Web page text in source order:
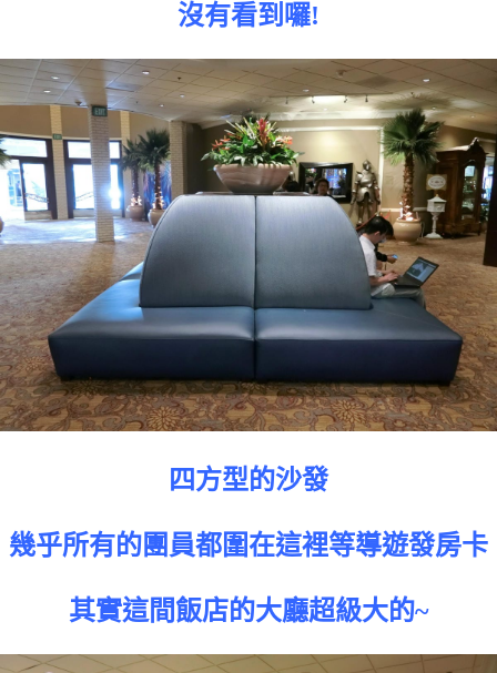
沒有看到囉!
四方型的沙發
幾乎所有的團員都圍在這裡等導遊發房卡
其實這間飯店的大廳超級大的~